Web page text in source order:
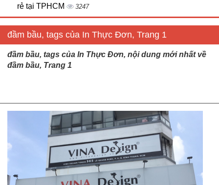
rẻ tại TPHCM
3247
đầm bầu, tags của In Thực Đơn, Trang 1
đầm bầu, tags của In Thực Đơn, nội dung mới nhất về
đầm bầu, Trang 1